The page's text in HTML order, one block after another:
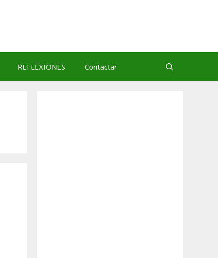
REFLEXIONES Contactar